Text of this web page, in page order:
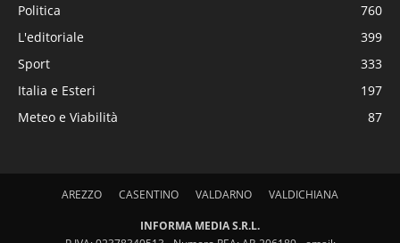
Politica
760
L'editoriale
399
Sport
333
Italia e Esteri
197
Meteo e Viabilità
87
AREZZO CASENTINO VALDARNO VALDICHIANA
INFORMA MEDIA S.R.L.